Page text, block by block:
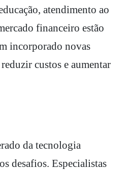
atendimento ao
financeiro estão
incorporado novas
custos e aumentar
da tecnologia
desafios. Especialistas